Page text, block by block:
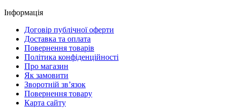
Інформація
Договір публічної оферти
Доставка та оплата
Повернення товарів
Політика конфіденційності
Про магазин
Як замовити
Зворотній зв’язок
Повернення товару
Карта сайту